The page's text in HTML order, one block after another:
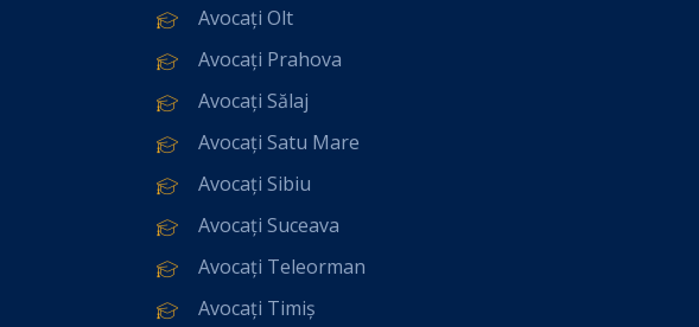
Avocați Olt
Avocați Prahova
Avocați Sălaj
Avocați Satu Mare
Avocați Sibiu
Avocați Suceava
Avocați Teleorman
Avocați Timiș